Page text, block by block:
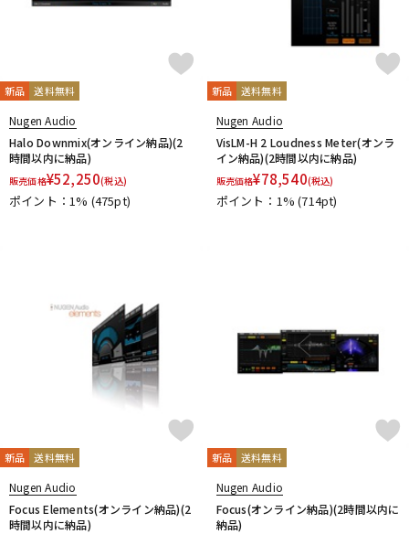
新品 送料無料
Nugen Audio
Halo Downmix(オンライン納品)(2
時間以内に納品)
販売価格¥52,250(税込)
ポイント：1% (475pt)
新品 送料無料
Nugen Audio
VisLM-H 2 Loudness Meter(オンラ
イン納品)(2時間以内に納品)
販売価格¥78,540(税込)
ポイント：1%(714pt)
新品 送料無料
Nugen Audio
Focus Elements(オンライン納品)(2
時間以内に納品)
新品 送料無料
Nugen Audio
Focus(オンライン納品)(2時間以内に
納品)